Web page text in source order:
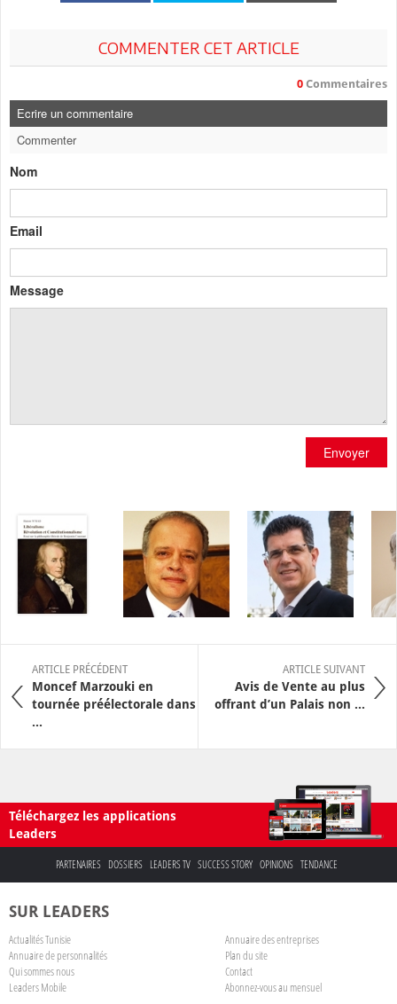
COMMENTER CET ARTICLE
0 Commentaires
Ecrire un commentaire
Commenter
Nom
Email
Message
Envoyer
ARTICLE PRÉCÉDENT
Moncef Marzouki en
tournée préélectorale dans
...
ARTICLE SUIVANT
Avis de Vente au plus
offrant d’un Palais non ...
Téléchargez les applications
Leaders
PARTENAIRES DOSSIERS LEADERS TV SUCCESS STORY OPINIONS TENDANCE
SUR LEADERS
Actualités Tunisie
Annuaire des entreprises
Annuaire de personnalités
Plan du site
Qui sommes nous
Contact
Leaders Mobile
Abonnez-vous au mensuel